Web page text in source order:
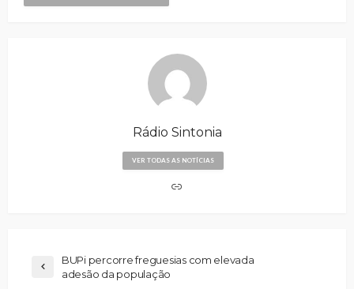
Rádio Sintonia
VER TODAS AS NOTÍCIAS
BUPi percorre freguesias com elevada
adesão da população